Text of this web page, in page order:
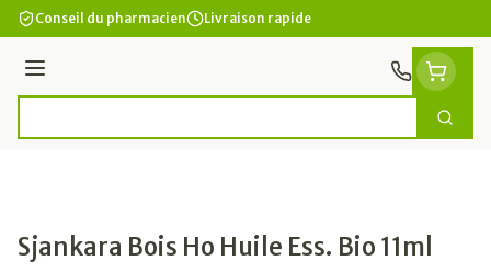
Aller au contenu
Conseil du pharmacien Livraison rapide
Menu
Sjankara Bois Ho Huile Ess. Bio 11ml